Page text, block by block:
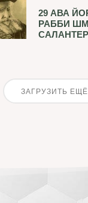
29 АВА
РАББИ
САЛАНТЕР
ЗАГРУЗИТЬ ЕЩЁ